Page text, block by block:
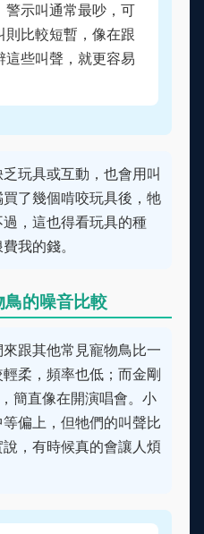
警示叫通常最吵，可
比較短暫，像在跟
些叫聲，就更容易
玩具或互動，也會用叫
了幾個啃咬玩具後，牠
，這也得看玩具的種
我的錢。
的噪音比較
跟其他常見寵物鳥比一
柔，頻率也低；而金剛
簡直像在開演唱會。小
偏上，但牠們的叫聲比
，有時候真的會讓人煩